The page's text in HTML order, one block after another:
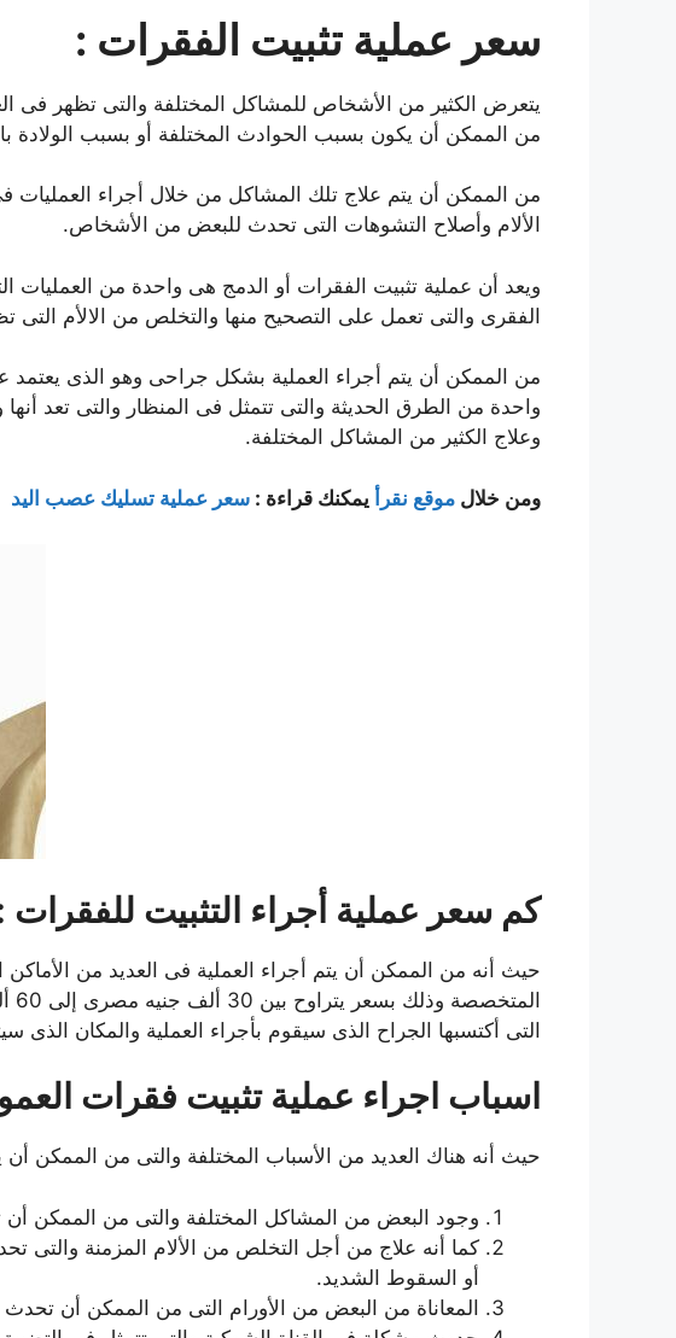
سعر عملية تثبيت الفقرات :
يتعرض الكثير من الأشخاص للمشاكل المختلفة والتى تظهر فى
من الممكن أن يكون بسبب الحوادث المختلفة أو بسبب الولادة
من الممكن أن يتم علاج تلك المشاكل من خلال أجراء
الألام وأصلاح التشوهات التى تحدث للبعض من الأشخاص.
ويعد أن عملية تثبيت الفقرات أو الدمج هى واحدة من
الفقرى والتى تعمل على التصحيح منها والتخلص من الالأم التى
من الممكن أن يتم أجراء العملية بشكل جراحى وهو الذى
واحدة من الطرق الحديثة والتى تتمثل فى المنظار والتى تعد
وعلاج الكثير من المشاكل المختلفة.
ومن خلال موقع نقرأ يمكنك قراءة : سعر عملية تسليك عصب اليد
كم سعر عملية أجراء التثبيت للفقرات
حيث أنه من الممكن أن يتم أجراء العملية فى العديد من
التى أكتسبها الجراح الذى سيقوم بأجراء العملية والمكان
اسباب اجراء عملية تثبيت فقرات
حيث أنه هناك العديد من الأسباب المختلفة والتى من الممكن
وجود البعض من المشاكل المختلفة والتى من الممكن
كما أنه علاج من أجل التخلص من الألام المزمنة والتى
أو السقوط الشديد.
المعاناة من البعض من الأورام التى من الممكن أن